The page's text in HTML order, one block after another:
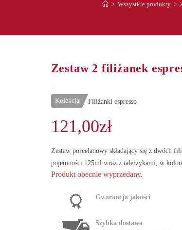
> Wszystkie produkty >
Zestaw 2 filiżanek
Kolekcja Filiżanki espresso
121,00zł
Zestaw porcelanowy składający się z dwóch
pojemności 125ml wraz z talerzykami, w
Produkt obecnie wyprzedany.
Gwarancja jakości
Szybka dostawa